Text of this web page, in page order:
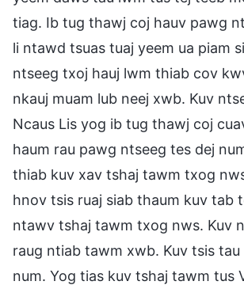
tiag. Ib tug thawj coj hauv pawg
li ntawd tsuas tuaj yeem ua piam
ntseeg txoj hauj lwm thiab cov
nkauj muam lub neej xwb. Kuv
Ncaus Lis yog ib tug thawj coj
haum rau pawg ntseeg tes dej
thiab kuv xav tshaj tawm txog
hnov tsis ruaj siab thaum kuv tab
ntawv tshaj tawm txog nws. Kuv
raug ntiab tawm xwb. Kuv tsis tau
num. Yog tias kuv tshaj tawm tus